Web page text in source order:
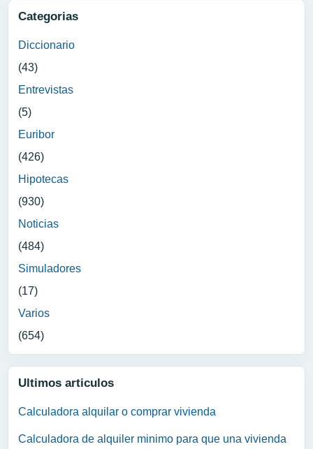
Categorias
Diccionario
(43)
Entrevistas
(5)
Euribor
(426)
Hipotecas
(930)
Noticias
(484)
Simuladores
(17)
Varios
(654)
Ultimos articulos
Calculadora alquilar o comprar vivienda
Calculadora de alquiler minimo para que una vivienda